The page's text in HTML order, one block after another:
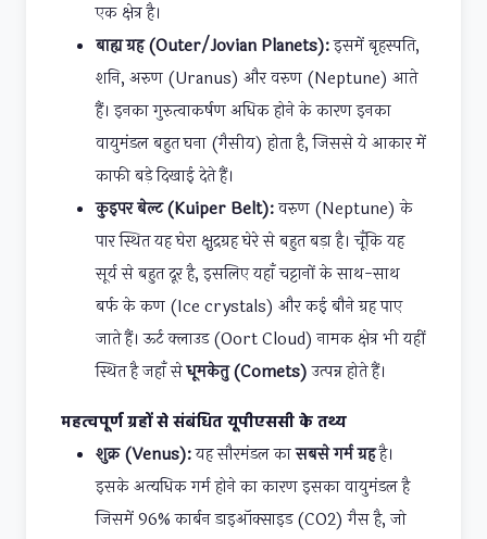
एक क्षेत्र है।
बाह्य ग्रह (Outer/Jovian Planets):इसमें बृहस्पति,
शनि, अरुण (Uranus) और वरुण (Neptune) आते
हैं। इनका गुरुत्वाकर्षण अधिक होने के कारण इनका
वायुमंडल बहुत घना (गैसीय) होता है, जिससे ये आकार में
काफी बड़े दिखाई देते हैं।
कुइपर बेल्ट (Kuiper Belt):वरुण (Neptune) के
पार स्थित यह घेरा क्षुद्रग्रह घेरे से बहुत बड़ा है। चूँकि यह
सूर्य से बहुत दूर है, इसलिए यहाँ चट्टानों के साथ-साथ
बर्फ के कण (Ice crystals) और कई बौने ग्रह पाए
जाते हैं। ऊर्ट क्लाउड (Oort Cloud) नामक क्षेत्र भी यहीं
स्थित है जहाँ सेधूमकेतु (Comets)उत्पन्न होते हैं।
महत्वपूर्ण ग्रहों से संबंधित यूपीएससी के तथ्य
शुक्र (Venus):यह सौरमंडल कासबसे गर्म ग्रहहै।
इसके अत्यधिक गर्म होने का कारण इसका वायुमंडल है
जिसमें 96% कार्बन डाइऑक्साइड (CO2) गैस है, जो